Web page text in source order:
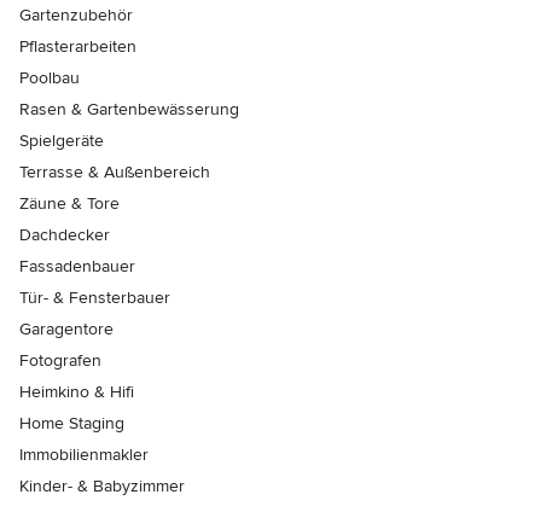
Gartenzubehör
Pflasterarbeiten
Poolbau
Rasen & Gartenbewässerung
Spielgeräte
Terrasse & Außenbereich
Zäune & Tore
Dachdecker
Fassadenbauer
Tür- & Fensterbauer
Garagentore
Fotografen
Heimkino & Hifi
Home Staging
Immobilienmakler
Kinder- & Babyzimmer